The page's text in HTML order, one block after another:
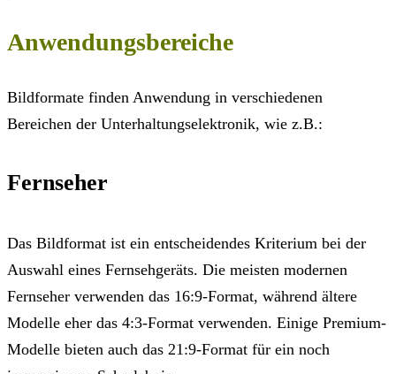
Anwendungsbereiche
Bildformate finden Anwendung in verschiedenen
Bereichen der Unterhaltungselektronik, wie z.B.:
Fernseher
Das Bildformat ist ein entscheidendes Kriterium bei der
Auswahl eines Fernsehgeräts. Die meisten modernen
Fernseher verwenden das 16:9-Format, während ältere
Modelle eher das 4:3-Format verwenden. Einige Premium-
Modelle bieten auch das 21:9-Format für ein noch